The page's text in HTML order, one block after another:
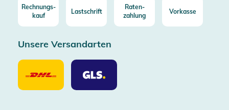
Rechnungs-
kauf
Lastschrift
Raten-
zahlung
Vorkasse
Unsere Versandarten
Unsere
Versandarten
DHL
Unsere
Versandarten
GLS